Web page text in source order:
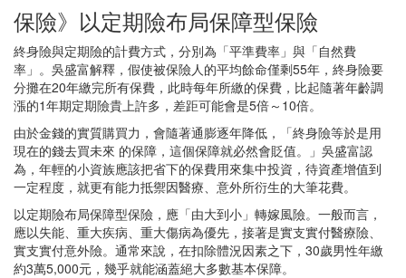
保險》以定期險布局保障型保險
終身險與定期險的計費方式，分別為「平準費率」與「自然費
率」。吳盛富解釋，假使被保險人的平均餘命僅剩55年，終身險要
分攤在20年繳完所有保費，此時每年所繳的保費，比起隨著年齡調
漲的1年期定期險貴上許多，差距可能會是5倍～10倍。
由於金錢的實質購買力，會隨著通膨逐年降低，「終身險等於是用
現在的錢去買未來 的保障，這個保障就必然會貶值。」吳盛富認
為，年輕的小資族應該把省下的保費用來集中投資，待資產增值到
一定程度，就更有能力抵禦因醫療、意外所衍生的大筆花費。
以定期險布局保障型保險，應「由大到小」轉嫁風險。一般而言，
應以失能、重大疾病、重大傷病為優先，接著是實支實付醫療險、
實支實付意外險。通常來說，在扣除體況因素之下，30歲男性年繳
約3萬5,000元，幾乎就能涵蓋絕大多數基本保障。